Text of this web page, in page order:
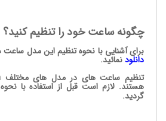
چگونه ساعت خود را تنظیم کنید؟
برای آشنایی با نحوه تنظیم این مدل ساعت
دانلودنمائید.
هستند. لازم است قبل از استفاده با
گردید.